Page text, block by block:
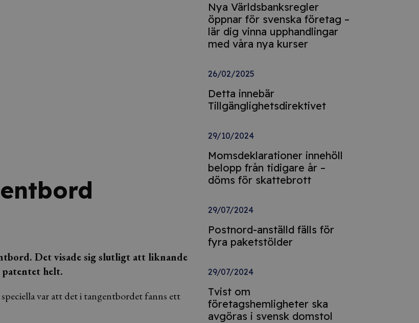
Det visade sig slutligt att liknande
helt.
var att det i tangentbordet fanns ett
Nya Världsbanksregler
öppnar för svenska företag –
lär dig vinna upphandlingar
med våra nya kurser
26/02/2025
Detta innebär
Tillgänglighetsdirektivet
29/10/2024
Momsdeklarationer innehöll
belopp från tidigare år –
döms för skattebrott
29/07/2024
Postnord-anställd fälls för
fyra paketstölder
29/07/2024
Tvist om
företagshemligheter ska
avgöras i svensk domstol